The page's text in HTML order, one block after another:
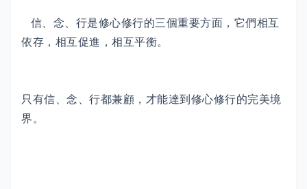
信、念、行是修心修行的三個重要方面，它們相互
依存，相互促進，相互平衡。
只有信、念、行都兼顧，才能達到修心修行的完美境
界。